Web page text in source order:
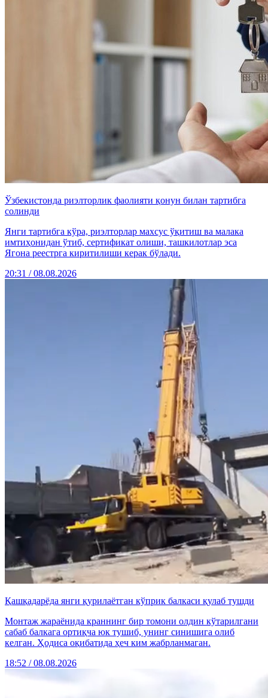
Ўзбекистонда риэлторлик фаолияти қонун билан тартибга
солинди
Янги тартибга кўра, риэлторлар махсус ўқитиш ва малака
имтиҳонидан ўтиб, сертификат олиши, ташкилотлар эса
Ягона реестрга киритилиши керак бўлади.
20:31 / 08.08.2026
Қашқадарёда янги қурилаётган кўприк балкаси қулаб тушди
Монтаж жараёнида краннинг бир томони олдин кўтарилгани
сабаб балкага ортиқча юк тушиб, унинг синишига олиб
келган. Ҳодиса оқибатида ҳеч ким жабрланмаган.
18:52 / 08.08.2026